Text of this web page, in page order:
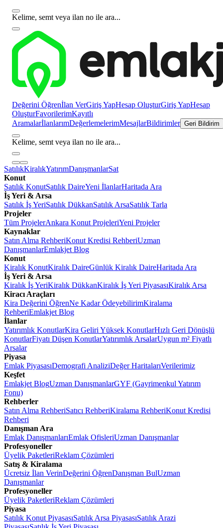
Kelime, semt veya ilan no ile ara...
Değerini Öğrenİlan VerGiriş YapHesap OluşturGiriş YapHesap
OluşturFavorilerimKayıtlı
AramalarİlanlarımDeğerlemelerimMesajlarBildirimler Geri Bildirim
Kelime, semt veya ilan no ile ara...
SatılıkKiralıkYatırımDanışmanlarSat
Konut
Satılık KonutSatılık DaireYeni İlanlarHaritada Ara
İş Yeri & Arsa
Satılık İş YeriSatılık DükkanSatılık ArsaSatılık Tarla
Projeler
Tüm ProjelerAnkara Konut ProjeleriYeni Projeler
Kaynaklar
Satın Alma RehberiKonut Kredisi RehberiUzman
DanışmanlarEmlakjet Blog
Konut
Kiralık KonutKiralık DaireGünlük Kiralık DaireHaritada Ara
İş Yeri & Arsa
Kiralık İş YeriKiralık DükkanKiralık İş Yeri PiyasasıKiralık Arsa
Kiracı Araçları
Kira Değerini ÖğrenNe Kadar ÖdeyebilirimKiralama
RehberiEmlakjet Blog
İlanlar
Yatırımlık KonutlarKira Geliri Yüksek KonutlarHızlı Geri Dönüşlü
KonutlarFiyatı Düşen KonutlarYatırımlık ArsalarUygun m² Fiyatlı
Arsalar
Piyasa
Emlak PiyasasıDemografi AnaliziDeğer HaritalarıVerilerimiz
Keşfet
Emlakjet BlogUzman DanışmanlarGYF (Gayrimenkul Yatırım
Fonu)
Rehberler
Satın Alma RehberiSatıcı RehberiKiralama RehberiKonut Kredisi
Rehberi
Danışman Ara
Emlak DanışmanlarıEmlak OfisleriUzman Danışmanlar
Profesyoneller
Üyelik PaketleriReklam Çözümleri
Satış & Kiralama
Ücretsiz İlan VerinDeğerini ÖğrenDanışman BulUzman
Danışmanlar
Profesyoneller
Üyelik PaketleriReklam Çözümleri
Piyasa
Satılık Konut PiyasasıSatılık Arsa PiyasasıSatılık Arazi